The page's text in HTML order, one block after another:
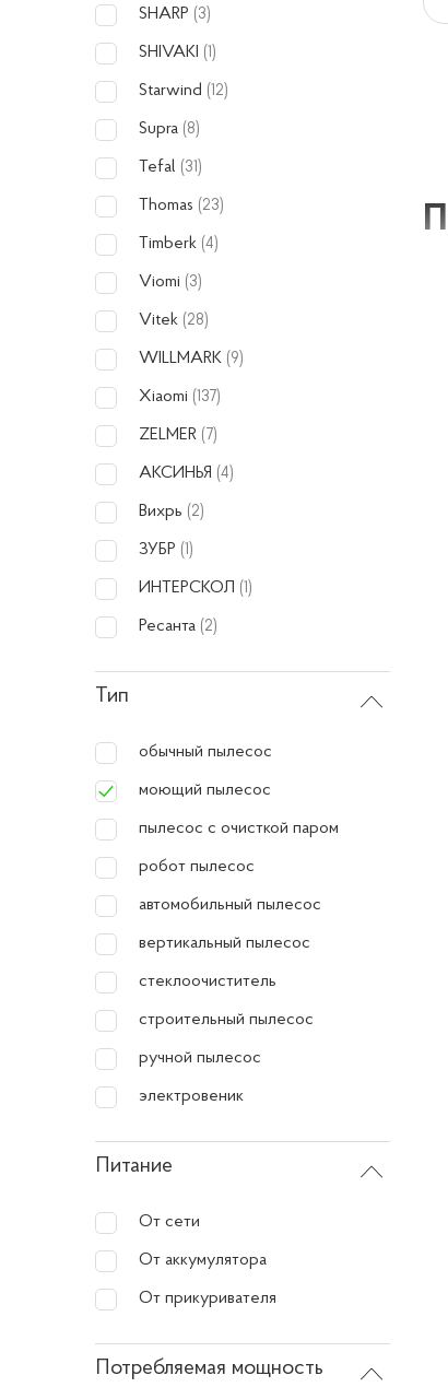
SHARP (3)
SHIVAKI (1)
Starwind (12)
Supra (8)
Tefal (31)
Thomas (23)
Timberk (4)
Viomi (3)
Vitek (28)
WILLMARK (9)
Xiaomi (137)
ZELMER (7)
АКСИНЬЯ (4)
Вихрь (2)
ЗУБР (1)
ИНТЕРСКОЛ (1)
Ресанта (2)
Тип
обычный пылесос
моющий пылесос
пылесос с очисткой паром
робот пылесос
автомобильный пылесос
вертикальный пылесос
стеклоочиститель
строительный пылесос
ручной пылесос
электровеник
Питание
От сети
От аккумулятора
От прикуривателя
Потребляемая мощность